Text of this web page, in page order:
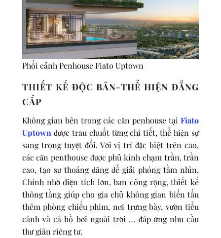
Phối cảnh Penhouse Fiato Uptown
THIẾT KẾ ĐỘC BẢN-THỂ HIỆN ĐẲNG
CẤP
Không gian bên trong các căn penhouse tạiFiato
Uptown được trau chuốt từng chi tiết, thể hiện sự
sang trọng tuyệt đối. Với vị trí đặc biệt trên cao,
các căn penthouse được phủ kính chạm trần, trần
cao, tạo sự thoáng đãng để giải phóng tầm nhìn.
Chính nhờ diện tích lớn, ban công rộng, thiết kế
thông tầng giúp cho gia chủ không gian biến tấu
thêm phòng chiếu phim, nơi trưng bày, vườn tiểu
cảnh và cả hồ bơi ngoài trời … đáp ứng nhu cầu
thư giãn riêng tư.